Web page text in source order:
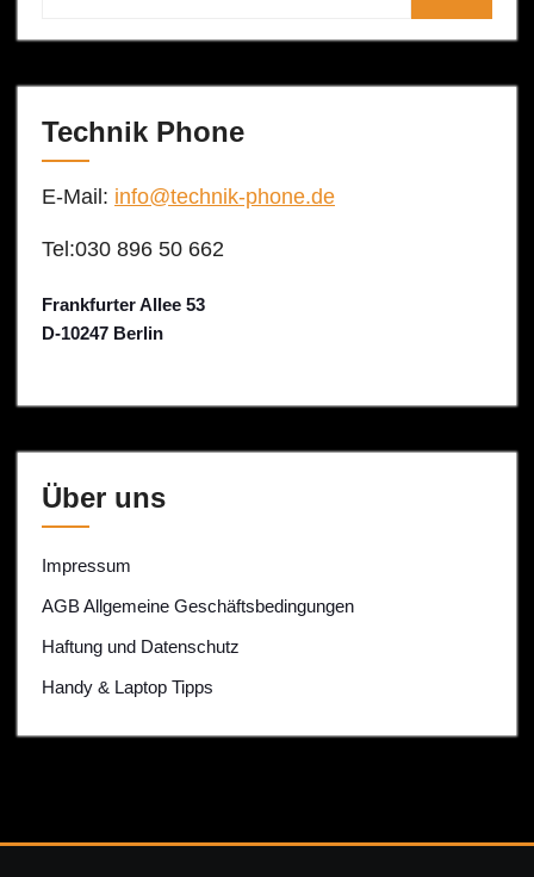
Technik Phone
E-Mail: info@technik-phone.de
Tel:030 896 50 662
Frankfurter Allee 53
D-10247 Berlin
Über uns
Impressum
AGB Allgemeine Geschäftsbedingungen
Haftung und Datenschutz
Handy & Laptop Tipps